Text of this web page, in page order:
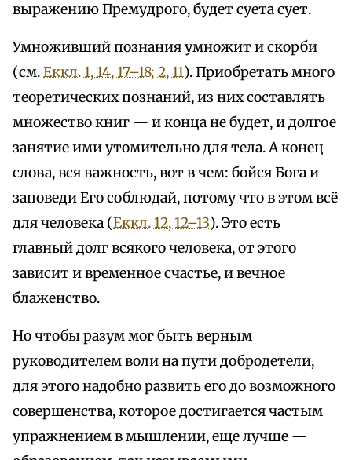
выражению Премудрого, будет суета сует.
Умноживший познания умножит и скорби
(см.Еккл. 1, 14, 17–18; 2, 11). Приобретать много
теоретических познаний, из них составлять
множество книг — и конца не будет, и долгое
занятие ими утомительно для тела. А конец
слова, вся важность, вот в чем: бойся Бога и
заповеди Его соблюдай, потому что в этом всё
для человека (Еккл. 12, 12–13). Это есть
главный долг всякого человека, от этого
зависит и временное счастье, и вечное
блаженство.
Но чтобы разум мог быть верным
руководителем воли на пути добродетели,
для этого надобно развить его до возможного
совершенства, которое достигается частым
упражнением в мышлении, еще лучше —